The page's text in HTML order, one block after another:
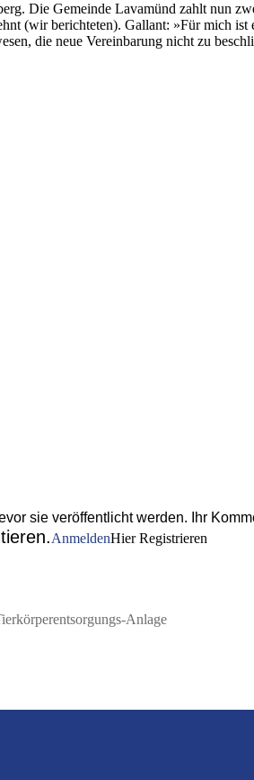
Die Gemeinde Lavamünd zahlt nun
(wir berichteten). Gallant: »Für mich
die neue Vereinbarung nicht zu
sie veröffentlicht werden. Ihr
AnmeldenHier Registrieren
Anlage